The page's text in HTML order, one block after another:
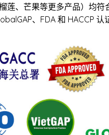
莲、芒果等更多产品）均符
、FDA 和 HACCP 认